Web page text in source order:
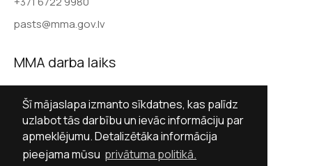
Šī mājaslapa izmanto sīkdatnes, kas palīdz
uzlabot tās darbību un ievāc informāciju par
apmeklējumu. Detalizētāka informācija
pieejama mūsu privātuma politikā.
pasts@mma.gov.lv
MMA darba laiks
Sestdienās slēgts
Svētdienās slēgts